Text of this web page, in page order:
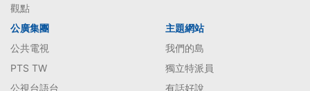
觀點
公廣集團
公共電視
PTS TW
公視台語台
主題網站
我們的島
獨立特派員
有話好說